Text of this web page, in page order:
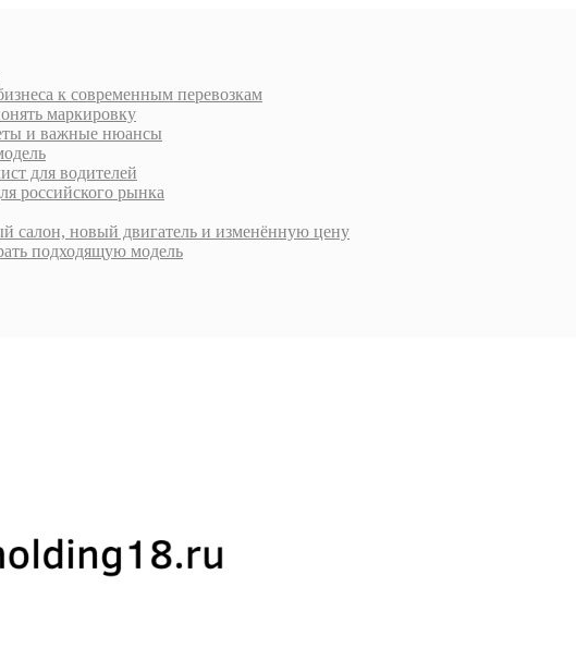
к современным перевозкам
маркировку
и важные нюансы
для водителей
российского рынка
салон, новый двигатель и изменённую цену
подходящую модель